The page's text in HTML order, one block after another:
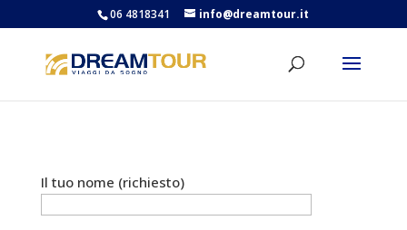
06 4818341 info@dreamtour.it
Il tuo nome (richiesto)